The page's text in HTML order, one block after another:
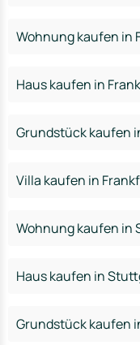
Wohnung kaufen in
Haus kaufen in
Grundstück kaufen
Villa kaufen in
Wohnung kaufen in
Haus kaufen in
Grundstück kaufen